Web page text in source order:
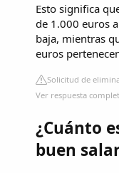
Esto significa
de 1.000 euros
baja, mientras
euros
Solicitud de
Ver respuesta
¿Cuánto
buen